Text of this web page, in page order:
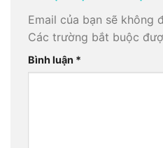
Email của bạn sẽ không
Các trường bắt buộc
Bình luận *